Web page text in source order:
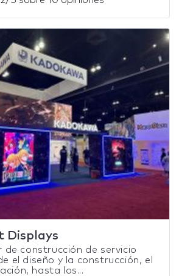
Displays
de construcción de servicio
el diseño y la construcción, el
hasta los...